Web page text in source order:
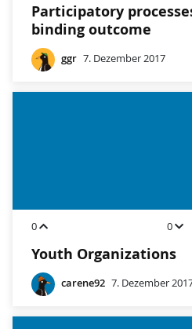
Participatory
binding outcome
ggr 7. Dezember 2017
0 0
Youth Organizations
carene92 7. Dezember